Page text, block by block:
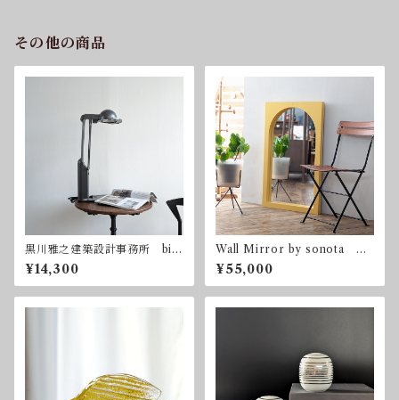
その他の商品
黒川雅之建築設計事務所 bio
-lite pro 林原生物化学研究
所 ヤマギワ バイオライト
プロ
¥14,300
Wall Mirror by sonota オ
リジナル ウォールミラー
壁掛け鏡
¥55,000